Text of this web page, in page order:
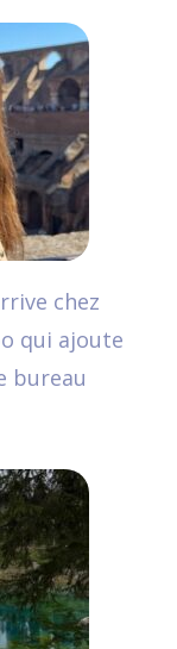
chez
qui ajoute
bureau